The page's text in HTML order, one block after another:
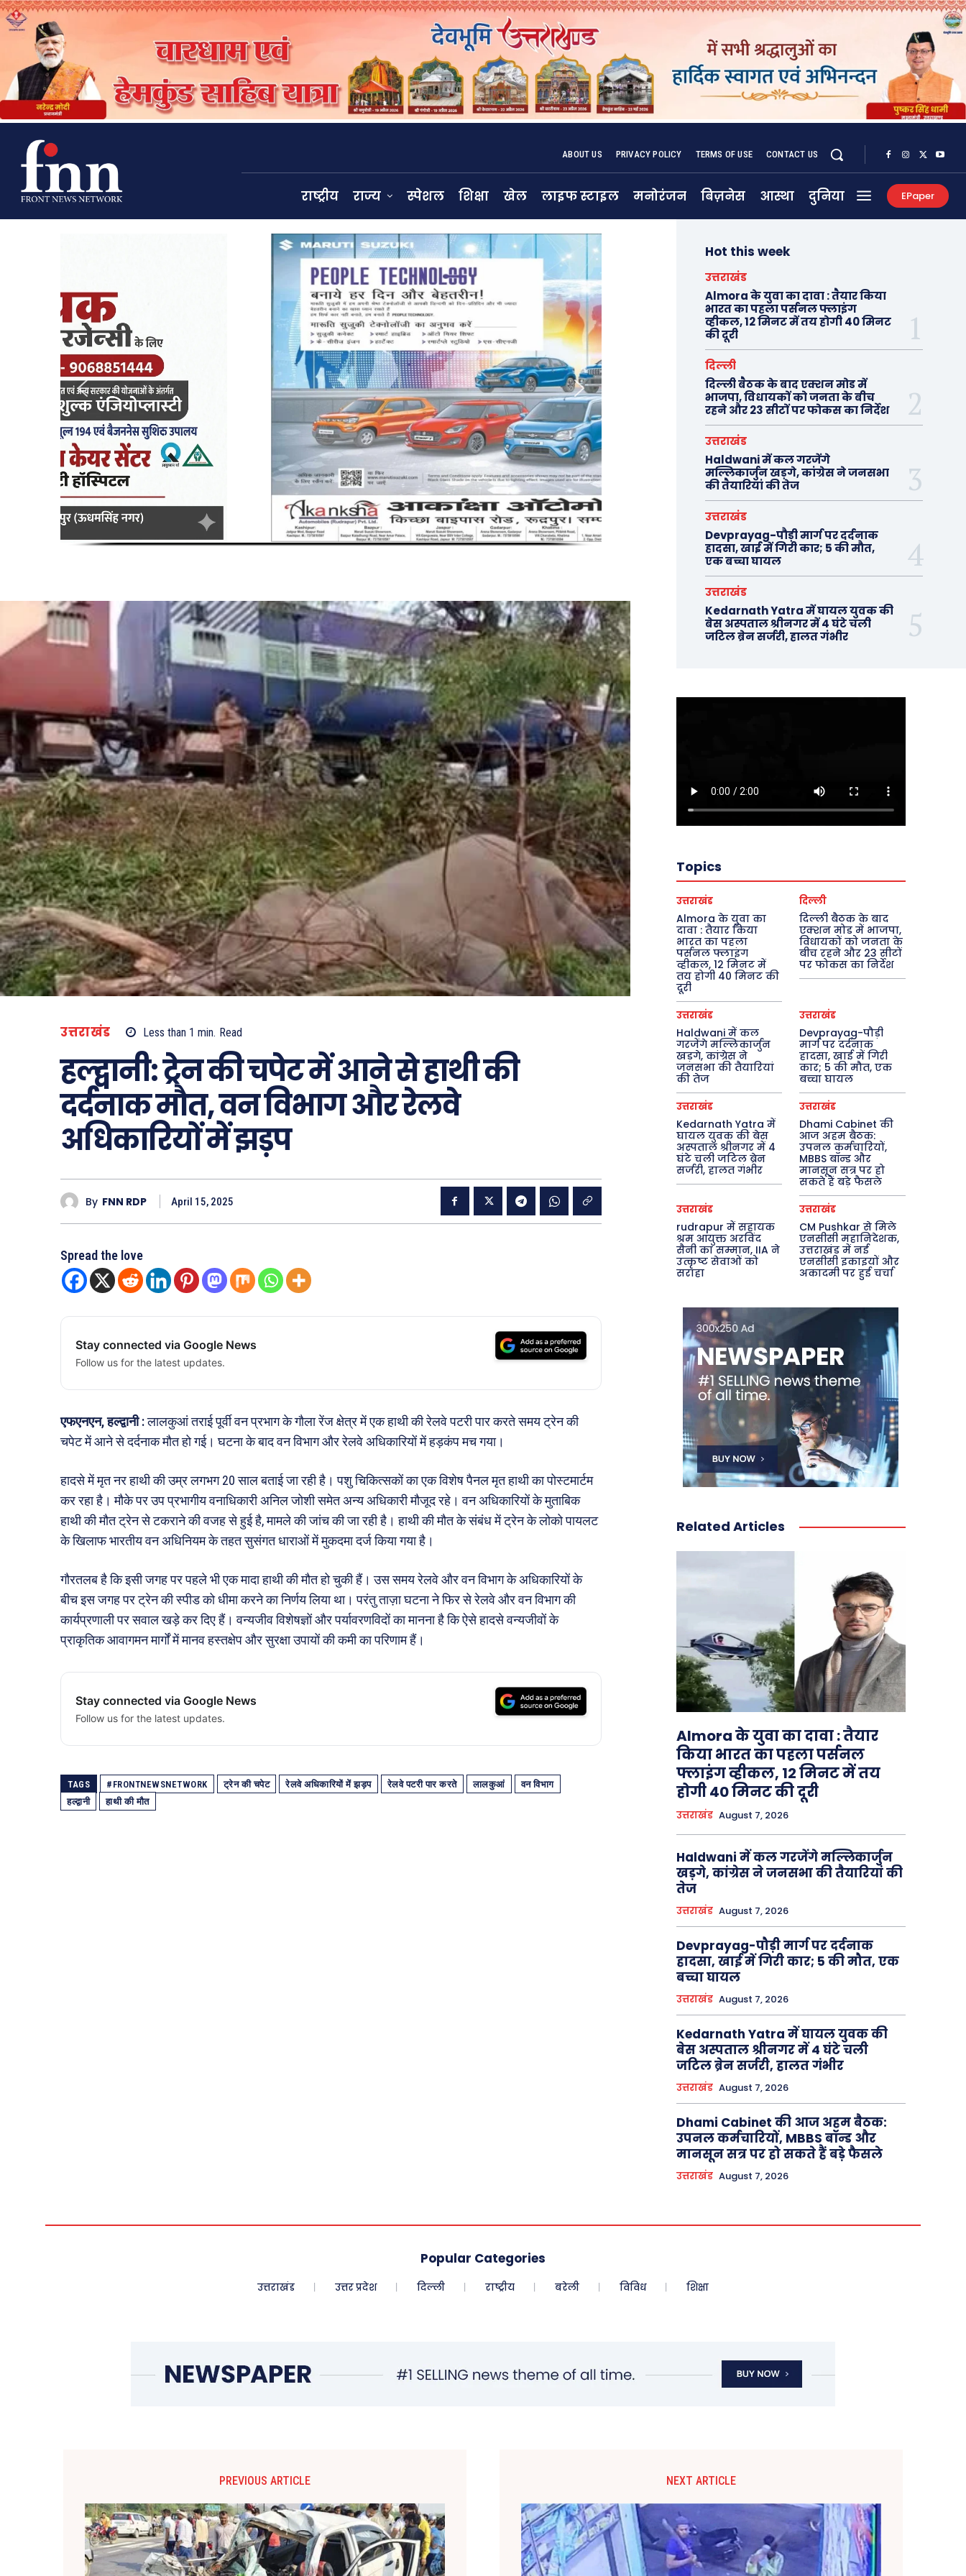
ABOUT US PRIVACY POLICY TERMS OF USE CONTACT US
राष्ट्रीय राज्य स्पेशल शिक्षा खेल लाइफ स्टाइल मनोरंजन बिज़नेस आस्था दुनिया EPaper
उत्तराखंड Less than 1 min. Read
हल्द्वानी: ट्रेन की चपेट में आने से हाथी की
दर्दनाक मौत, वन विभाग और रेलवे
अधिकारियों में झड़प
By FNN RDP April 15, 2025
Spread the love
Stay connected via Google News
Follow us for the latest updates.
एफएनएन, हल्द्वानी :लालकुआं तराई पूर्वी वन प्रभाग के गौला रेंज क्षेत्र में एक हाथी की रेलवे पटरी पार करते समय ट्रेन की
चपेट में आने से दर्दनाक मौत हो गई। घटना के बाद वन विभाग और रेलवे अधिकारियों में हड़कंप मच गया।
हादसे में मृत नर हाथी की उम्र लगभग 20 साल बताई जा रही है। पशु चिकित्सकों का एक विशेष पैनल मृत हाथी का पोस्टमार्टम
कर रहा है। मौके पर उप प्रभागीय वनाधिकारी अनिल जोशी समेत अन्य अधिकारी मौजूद रहे। वन अधिकारियों के मुताबिक
हाथी की मौत ट्रेन से टकराने की वजह से हुई है, मामले की जांच की जा रही है। हाथी की मौत के संबंध में ट्रेन के लोको पायलट
के खिलाफ भारतीय वन अधिनियम के तहत सुसंगत धाराओं में मुकदमा दर्ज किया गया है।
गौरतलब है कि इसी जगह पर पहले भी एक मादा हाथी की मौत हो चुकी हैं। उस समय रेलवे और वन विभाग के अधिकारियों के
बीच इस जगह पर ट्रेन की स्पीड को धीमा करने का निर्णय लिया था। परंतु ताज़ा घटना ने फिर से रेलवे और वन विभाग की
कार्यप्रणाली पर सवाल खड़े कर दिए हैं। वन्यजीव विशेषज्ञों और पर्यावरणविदों का मानना है कि ऐसे हादसे वन्यजीवों के
प्राकृतिक आवागमन मार्गों में मानव हस्तक्षेप और सुरक्षा उपायों की कमी का परिणाम हैं।
Stay connected via Google News
Follow us for the latest updates.
TAGS #FRONTNEWSNETWORK ट्रेन की चपेट रेलवे अधिकारियों में झड़प रेलवे पटरी पार करते लालकुआं
वन विभाग
हल्द्वानी
हाथी की मौत
Hot this week
उत्तराखंड
Almora के युवा का दावा : तैयार किया
भारत का पहला पर्सनल फ्लाइंग
व्हीकल, 12 मिनट में तय होगी 40 मिनट
की दूरी
दिल्ली
दिल्ली बैठक के बाद एक्शन मोड में
भाजपा, विधायकों को जनता के बीच
रहने और 23 सीटों पर फोकस का निर्देश
उत्तराखंड
Haldwani में कल गरजेंगे
मल्लिकार्जुन खड़गे, कांग्रेस ने जनसभा
की तैयारियां की तेज
उत्तराखंड
Devprayag-पौड़ी मार्ग पर दर्दनाक
हादसा, खाई में गिरी कार; 5 की मौत,
एक बच्चा घायल
उत्तराखंड
Kedarnath Yatra में घायल युवक की
बेस अस्पताल श्रीनगर में 4 घंटे चली
जटिल ब्रेन सर्जरी, हालत गंभीर
Topics
उत्तराखंड
Almora के युवा का
दावा : तैयार किया
भारत का पहला
पर्सनल फ्लाइंग
व्हीकल, 12 मिनट में
तय होगी 40 मिनट की
दूरी
दिल्ली
दिल्ली बैठक के बाद
एक्शन मोड में भाजपा,
विधायकों को जनता के
बीच रहने और 23 सीटों
पर फोकस का निर्देश
उत्तराखंड
Haldwani में कल
गरजेंगे मल्लिकार्जुन
खड़गे, कांग्रेस ने
जनसभा की तैयारियां
की तेज
उत्तराखंड
Devprayag-पौड़ी
मार्ग पर दर्दनाक
हादसा, खाई में गिरी
कार; 5 की मौत, एक
बच्चा घायल
उत्तराखंड
Kedarnath Yatra में
घायल युवक की बेस
अस्पताल श्रीनगर में 4
घंटे चली जटिल ब्रेन
सर्जरी, हालत गंभीर
उत्तराखंड
Dhami Cabinet की
आज अहम बैठक:
उपनल कर्मचारियों,
MBBS बॉन्ड और
मानसून सत्र पर हो
सकते हैं बड़े फैसले
उत्तराखंड
rudrapur में सहायक
श्रम आयुक्त अरविंद
सैनी का सम्मान, IIA ने
उत्कृष्ट सेवाओं को
सराहा
उत्तराखंड
CM Pushkar से मिले
एनसीसी महानिदेशक,
उत्तराखंड में नई
एनसीसी इकाइयों और
अकादमी पर हुई चर्चा
Related Articles
Almora के युवा का दावा : तैयार
किया भारत का पहला पर्सनल
फ्लाइंग व्हीकल, 12 मिनट में तय
होगी 40 मिनट की दूरी
उत्तराखंड August 7, 2026
Haldwani में कल गरजेंगे मल्लिकार्जुन
खड़गे, कांग्रेस ने जनसभा की तैयारियां की
तेज
उत्तराखंड August 7, 2026
Devprayag-पौड़ी मार्ग पर दर्दनाक
हादसा, खाई में गिरी कार; 5 की मौत, एक
बच्चा घायल
उत्तराखंड August 7, 2026
Kedarnath Yatra में घायल युवक की
बेस अस्पताल श्रीनगर में 4 घंटे चली
जटिल ब्रेन सर्जरी, हालत गंभीर
उत्तराखंड August 7, 2026
Dhami Cabinet की आज अहम बैठक:
उपनल कर्मचारियों, MBBS बॉन्ड और
मानसून सत्र पर हो सकते हैं बड़े फैसले
उत्तराखंड August 7, 2026
Popular Categories
उत्तराखंड उत्तर प्रदेश दिल्ली राष्ट्रीय बरेली विविध शिक्षा
PREVIOUS ARTICLE NEXT ARTICLE